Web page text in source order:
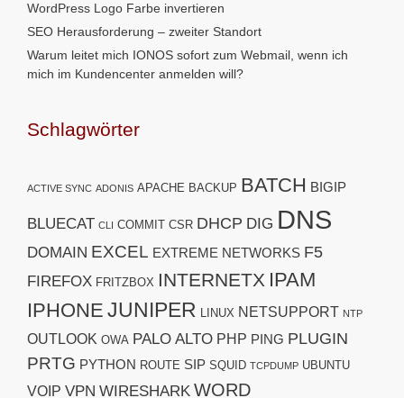
WordPress Logo Farbe invertieren
SEO Herausforderung – zweiter Standort
Warum leitet mich IONOS sofort zum Webmail, wenn ich
mich im Kundencenter anmelden will?
Schlagwörter
ACTIVE SYNC ADONIS APACHE BACKUP BATCH BIGIP
BLUECAT CLI COMMIT CSR DHCP DIG DNS
DOMAIN EXCEL EXTREME NETWORKS F5
FIREFOX FRITZBOX INTERNETX IPAM
IPHONE JUNIPER LINUX NETSUPPORT NTP
OUTLOOK OWA PALO ALTO PHP PING PLUGIN
PRTG PYTHON ROUTE SIP SQUID TCPDUMP UBUNTU
VOIP VPN WIRESHARK WORD